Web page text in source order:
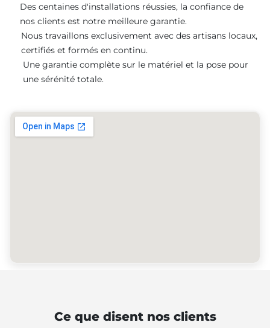
Des centaines d'installations réussies, la confiance de
nos clients est notre meilleure garantie.
Nous travaillons exclusivement avec des artisans locaux,
certifiés et formés en continu.
Une garantie complète sur le matériel et la pose pour
une sérénité totale.
Ce que disent nos clients